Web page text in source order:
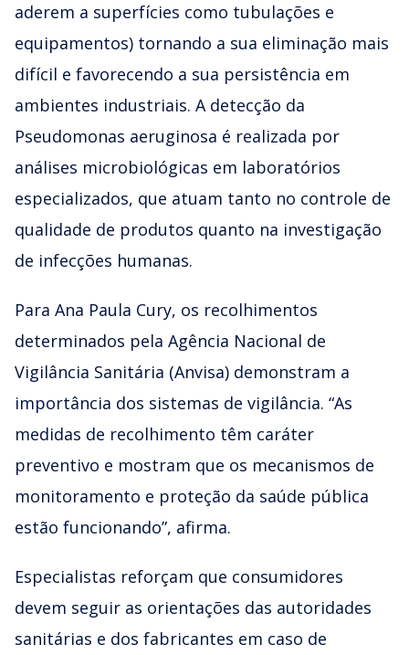
aderem a superfícies como tubulações e
equipamentos) tornando a sua eliminação mais
difícil e favorecendo a sua persistência em
ambientes industriais. A detecção da
Pseudomonas aeruginosa é realizada por
análises microbiológicas em laboratórios
especializados, que atuam tanto no controle de
qualidade de produtos quanto na investigação
de infecções humanas.
Para Ana Paula Cury, os recolhimentos
determinados pela Agência Nacional de
Vigilância Sanitária (Anvisa) demonstram a
importância dos sistemas de vigilância. “As
medidas de recolhimento têm caráter
preventivo e mostram que os mecanismos de
monitoramento e proteção da saúde pública
estão funcionando”, afirma.
Especialistas reforçam que consumidores
devem seguir as orientações das autoridades
sanitárias e dos fabricantes em caso de